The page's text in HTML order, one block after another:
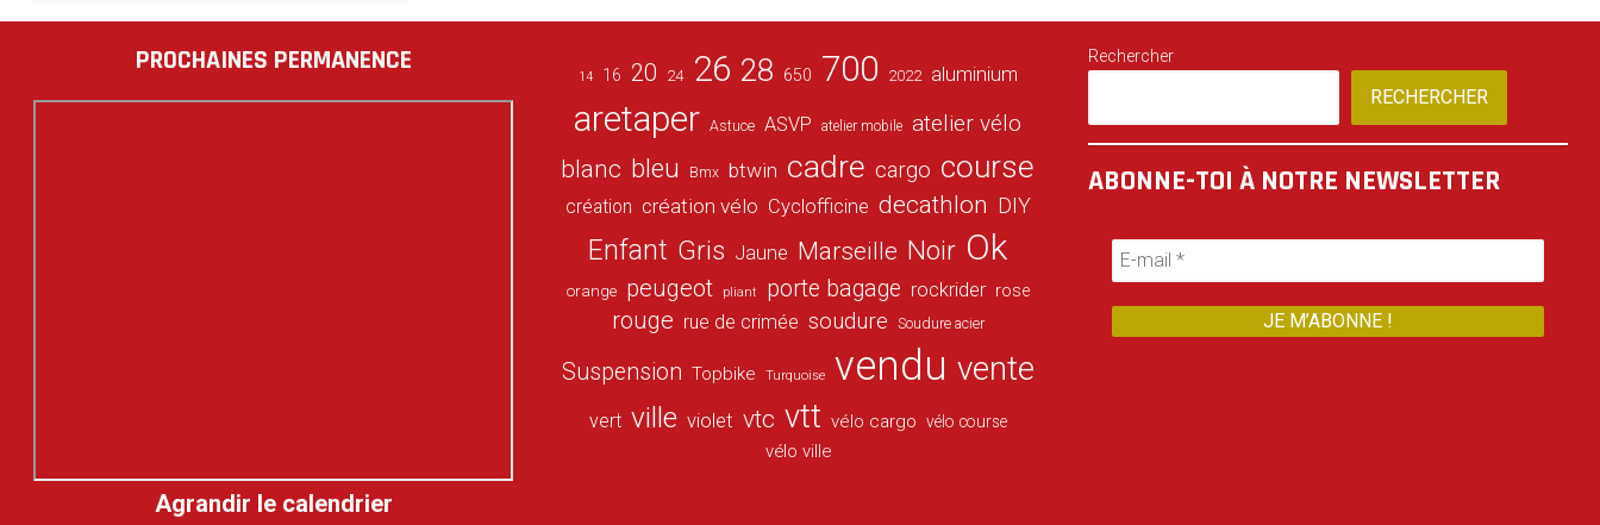
PROCHAINES PERMANENCE
Agrandir le calendrier
14 16 20 24 26 28 650 700 2022 aluminium
aretaper Astuce ASVP atelier mobile atelier vélo
blanc bleu Bmx btwin cadre cargo course
création création vélo Cyclofficine decathlon DIY
Enfant Gris Jaune Marseille Noir Ok
orange peugeot pliant porte bagage rockrider rose
rouge rue de crimée soudure Soudure acier
Suspension Topbike Turquoise vendu vente
vert ville violet vtc vtt vélo cargo vélo course
vélo ville
Rechercher
RECHERCHER
ABONNE-TOI À NOTRE NEWSLETTER